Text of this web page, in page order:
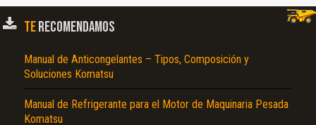
TERECOMENDAMOS
Manual de Anticongelantes – Tipos, Composición y
Soluciones Komatsu
Manual de Refrigerante para el Motor de Maquinaria Pesada
Komatsu